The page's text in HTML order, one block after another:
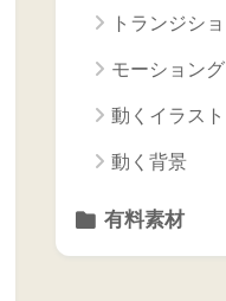
トランジシ
モーション
動くイラスト
動く背景
有料素材